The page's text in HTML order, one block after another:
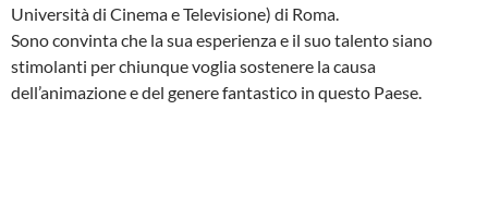
Università di Cinema e Televisione) di Roma.
Sono convinta che la sua esperienza e il suo talento siano
stimolanti per chiunque voglia sostenere la causa
dell’animazione e del genere fantastico in questo Paese.